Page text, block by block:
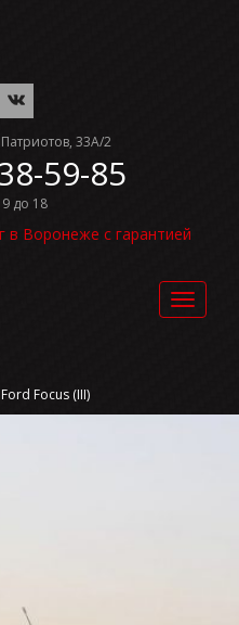
33А/2
59-85
до 18
в Воронеже с гарантией
Toggle
Ford Focus (III)